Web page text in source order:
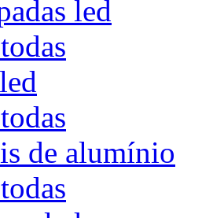
led
de alumínio